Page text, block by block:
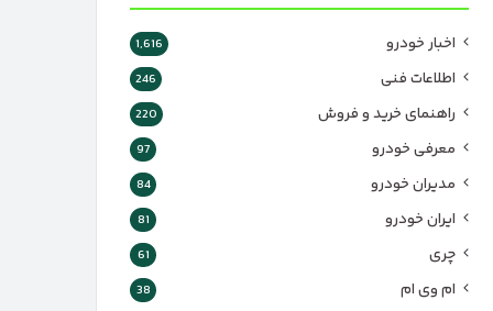
اخبار خودرو 1,616
اطلاعات فنی 246
راهنمای خرید و فروش 220
معرفی خودرو 97
مدیران خودرو 84
ایران خودرو 81
چری 61
ام وی ام 38